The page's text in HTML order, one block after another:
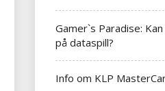
Gamer`s Paradise:
på dataspill?
Info om KLP